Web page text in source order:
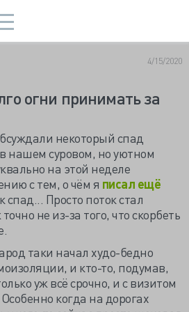
4/15/2020
огни принимать за
некоторый спад
нашем суровом, но уютном
на этой неделе
с тем, о чём я писал ещё
спад... Просто поток стал
не из-за того, что скорбеть
таки начал худо-бедно
и кто-то, подумав,
уж всё срочно, и с визитом
когда на дорогах